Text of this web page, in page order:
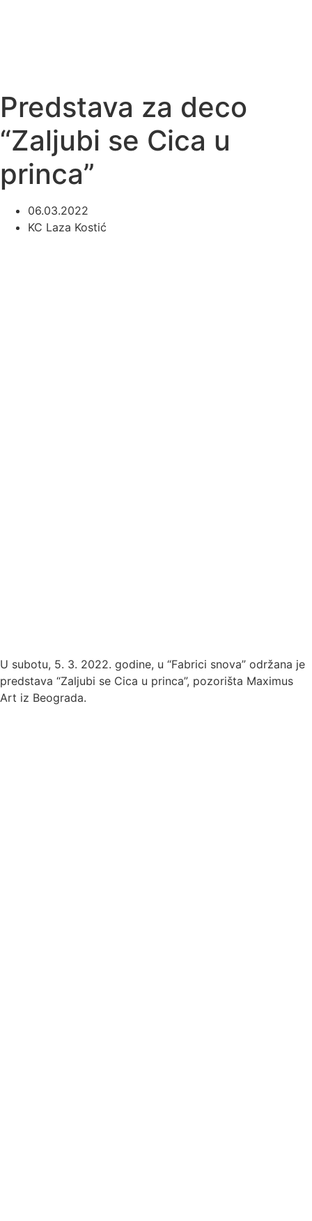
Predstava za deco
“Zaljubi se Cica u
princa”
06.03.2022
KC Laza Kostić
U subotu, 5. 3. 2022. godine, u “Fabrici snova” održana je
predstava “Zaljubi se Cica u princa”, pozorišta Maximus
Art iz Beograda.